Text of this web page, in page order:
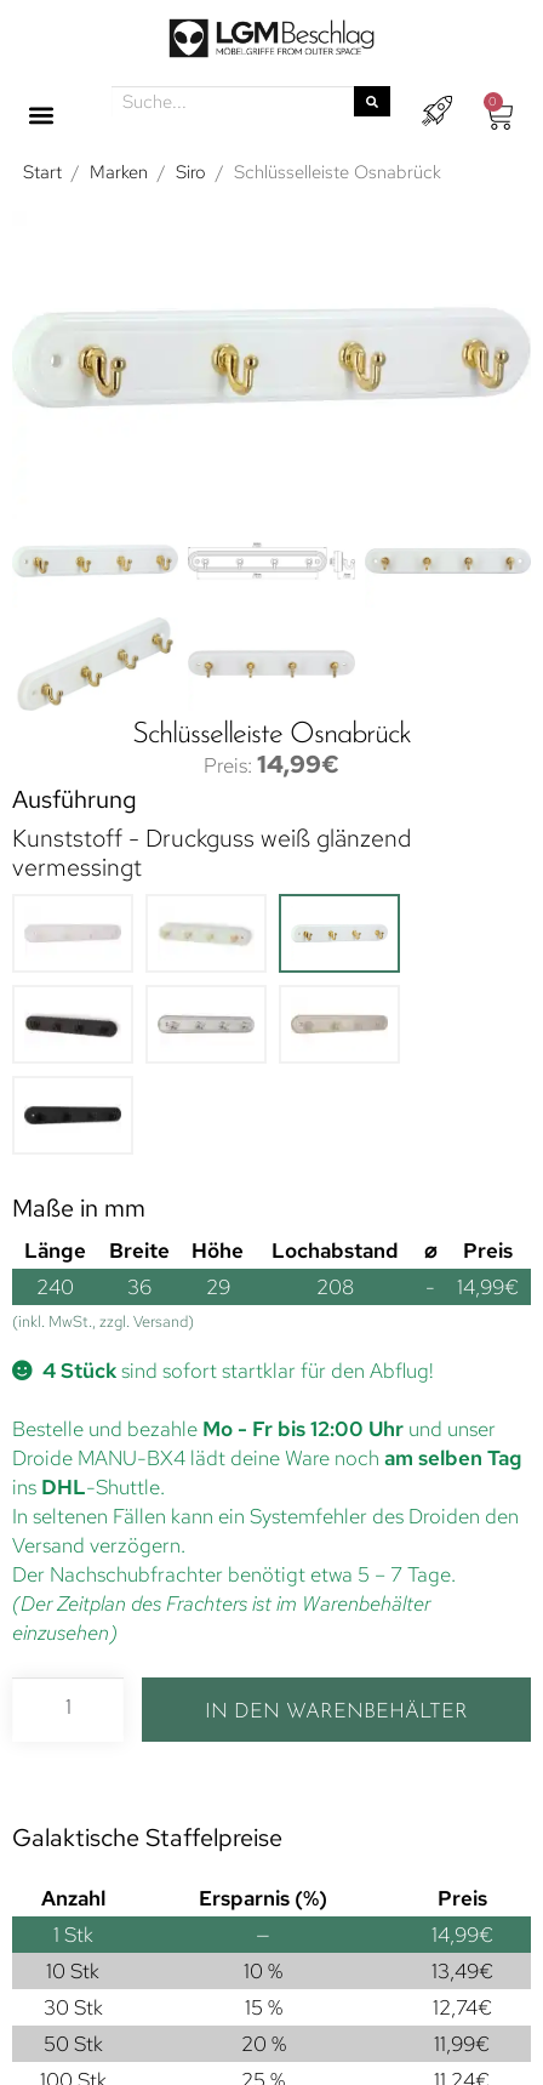
0
Start / Marken / Siro / Schlüsselleiste Osnabrück
Schlüsselleiste Osnabrück
14,99€
Ausführung
Kunststoff - Druckguss weiß glänzend
vermessingt
Maße in mm
Länge Breite Höhe Lochabstand ⌀
Preis
240
36 29 208 - 14,99€
(inkl. MwSt., zzgl. Versand)
4 Stücksind sofort startklar für den Abflug!
Bestelle und bezahle Mo - Fr bis 12:00 Uhr und unser
Droide MANU-BX4 lädt deine Ware noch am selben Tag
ins DHL-Shuttle.
In seltenen Fällen kann ein Systemfehler des Droiden den
Versand verzögern.
Der Nachschubfrachter benötigt etwa 5 – 7 Tage.
(Der Zeitplan des Frachters ist im Warenbehälter
einzusehen)
IN DEN WARENBEHÄLTER
Galaktische Staffelpreise
Anzahl Ersparnis (%)
Preis
1 Stk — 14,99€
10 Stk
10 % 13,49€
30 Stk
15 % 12,74€
50 Stk
20 % 11,99€